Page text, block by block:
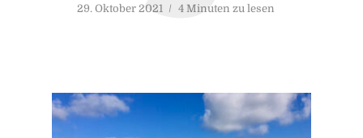
29. Oktober 2021
4 Minuten zu lesen